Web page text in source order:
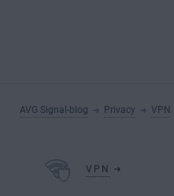
AVG Signal-blog Privacy VPN
VPN